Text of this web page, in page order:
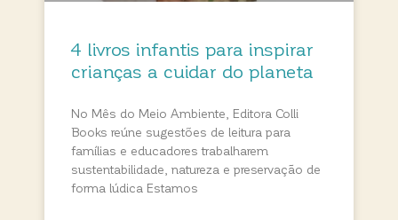
4 livros infantis para inspirar
crianças a cuidar do planeta
No Mês do Meio Ambiente, Editora Colli
Books reúne sugestões de leitura para
famílias e educadores trabalharem
sustentabilidade, natureza e preservação de
forma lúdica Estamos